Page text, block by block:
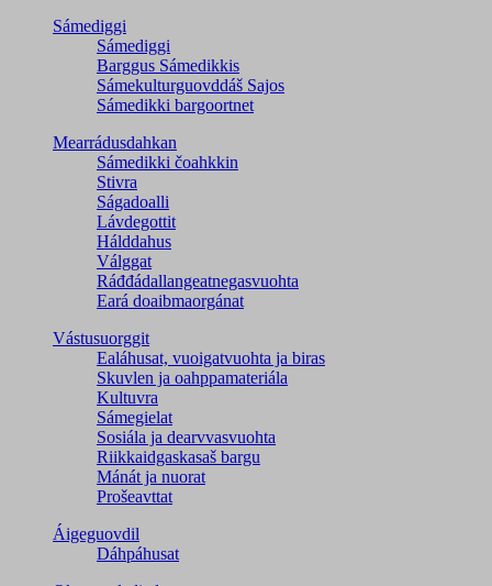
Sámediggi
Sámediggi
Barggus Sámedikkis
Sámekulturguovddáš Sajos
Sámedikki bargoortnet
Mearrádusdahkan
Sámedikki čoahkkin
Stivra
Ságadoalli
Lávdegottit
Hálddahus
Válggat
Ráđđádallangeatnegas­vuohta
Eará doaibmaorgánat
Vástusuorggit
Ealáhusat, vuoigatvuohta ja biras
Skuvlen ja oahppamateriála
Kultuvra
Sámegielat
Sosiála ja dearvvasvuohta
Riikkaidgaskasaš bargu
Mánát ja nuorat
Prošeavttat
Áigeguovdil
Dáhpáhusat